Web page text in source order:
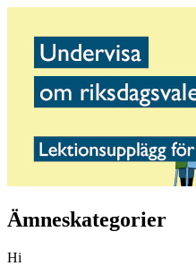
Ämneskategorier
Hi